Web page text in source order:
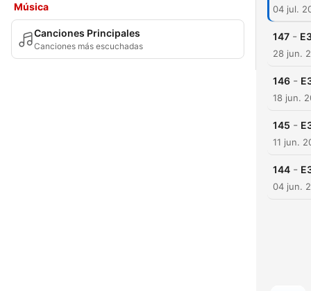
Música
Canciones Principales
Canciones más escuchadas
04 jul.
147 -
28 jun.
146 -
18 jun.
145 -
11 jun.
144 -
04 jun.